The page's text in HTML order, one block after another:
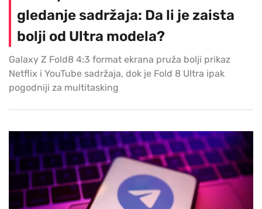
gledanje sadržaja: Da li je zaista
bolji od Ultra modela?
Galaxy Z Fold8 4:3 format ekrana pruža bolji prikaz
Netflix i YouTube sadržaja, dok je Fold 8 Ultra ipak
pogodniji za multitasking